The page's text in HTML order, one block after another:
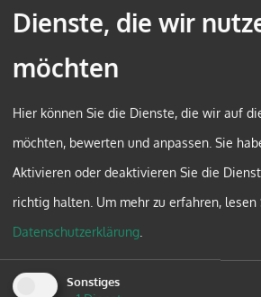
den einzelnen Bereichen
aufweist. Zugleich wird auf die
Finanzierung der
darüber, wie eine stabile
Dienste, die wir
möchten
Hier können Sie die Dienste, die wir auf
möchten, bewerten und anpassen. Sie
Aktivieren oder deaktivieren Sie die
richtig halten. Um mehr zu erfahren,
Datenschutzerklärung
Sonstiges